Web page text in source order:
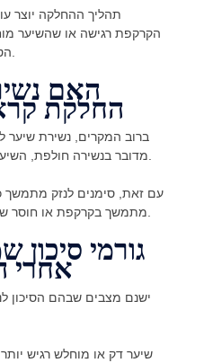
תהליך ההחלקה יוצר
הקרקפת רגישה או שהשיער
האם
החלקת
ברוב המקרים, נשירת
מדובר בנשירה חולפת, השיער מתאושש תוך מספר שבועות.
עם זאת, סימנים לנזק מתמשך
מתמשך בקרקפת או חוסר שיפור לאורך זמן לאחר ההחלקה.
גורמי סיכון
אחרי
ישנם מצבים שבהם הסיכון
שיער דק או מוחלש רגיש